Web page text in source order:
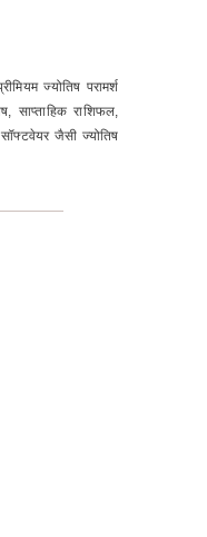
ज्योतिष परामर्श
साप्ताहिक राशिफल,
जैसी ज्योतिष